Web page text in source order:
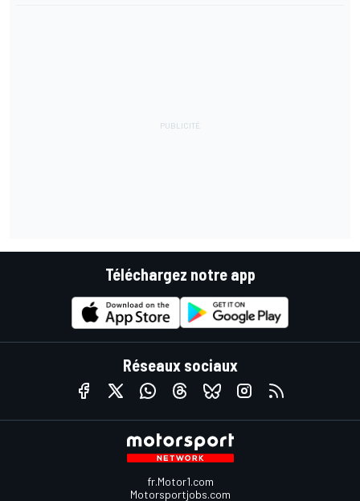
Téléchargez notre app
Réseaux sociaux
fr.Motor1.com
Motorsportjobs.com